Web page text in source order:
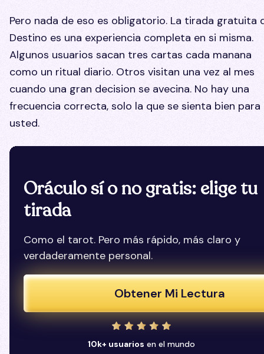
Pero nada de eso es obligatorio. La tirada gratuita
Destino es una experiencia completa en si misma.
Algunos usuarios sacan tres cartas cada manana
como un ritual diario. Otros visitan una vez al mes
cuando una gran decision se avecina. No hay una
frecuencia correcta, solo la que se sienta bien para
usted.
Oráculo sí o no gratis: elige tu
tirada
Como el tarot. Pero más rápido, más claro y
verdaderamente personal.
Obtener Mi Lectura
10k+ usuarios en el mundo